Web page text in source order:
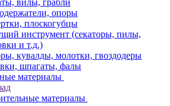
вилы, грабли
опоры
плоскогубцы
инструмент (секаторы, пилы,
и т.д.)
кувалды, молотки, гвоздодеры
шпагаты, фалы
материалы
материалы